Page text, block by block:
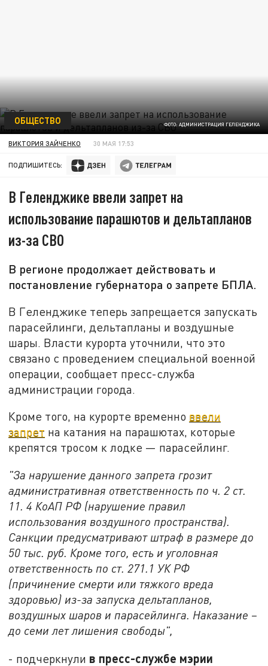
ФОТО: АДМИНИСТРАЦИЯ ГЕЛЕНДЖИКА
ОБЩЕСТВО
ВИКТОРИЯ ЗАЙЧЕНКО 30 МАЯ 17:53
ПОДПИШИТЕСЬ:
В Геленджике ввели запрет на
использование парашютов и дельтапланов
из-за СВО
В регионе продолжает действовать и
постановление губернатора о запрете БПЛА.
В Геленджике теперь запрещается запускать
парасейлинги, дельтапланы и воздушные
шары. Власти курорта уточнили, что это
связано с проведением специальной военной
операции, сообщает пресс-служба
администрации города.
Кроме того, на курорте временно ввели
запрет на катания на парашютах, которые
крепятся тросом к лодке — парасейлинг.
"За нарушение данного запрета грозит
административная ответственность по ч. 2 ст.
11. 4 КоАП РФ (нарушение правил
использования воздушного пространства).
Санкции предусматривают штраф в размере до
50 тыс. руб. Кроме того, есть и уголовная
ответственность по ст. 271.1 УК РФ
(причинение смерти или тяжкого вреда
здоровью) из-за запуска дельтапланов,
воздушных шаров и парасейлинга. Наказание –
до семи лет лишения свободы",
- подчеркнули в пресс-службе мэрии